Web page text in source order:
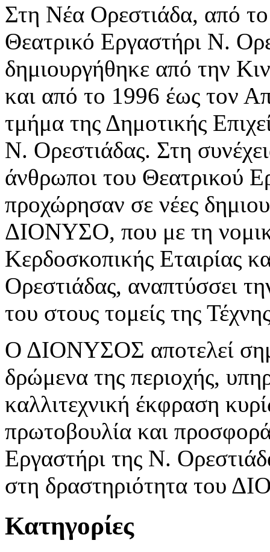
Στη Νέα Ορεστιάδα, από το
Θεατρικό Εργαστήρι Ν.
δημιουργήθηκε από την
και από το 1996 έως τον
τμήμα της Δημοτικής
Ν. Ορεστιάδας. Στη
άνθρωποι του Θεατρικού
προχώρησαν σε νέες
ΔΙΟΝΥΣΟ, που με τη
Κερδοσκοπικής Εταιρίας
Ορεστιάδας, αναπτύσσει
του στους τομείς της
Ο ΔΙΟΝΥΣΟΣ αποτελεί
δρώμενα της περιοχής,
καλλιτεχνική έκφραση
πρωτοβουλία και
Εργαστήρι της Ν.
στη δραστηριότητα του
Κατηγορίες